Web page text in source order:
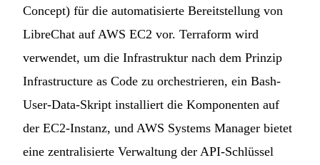
Concept) für die automatisierte Bereitstellung von
LibreChat auf AWS EC2 vor. Terraform wird
verwendet, um die Infrastruktur nach dem Prinzip
Infrastructure as Code zu orchestrieren, ein Bash-
User-Data-Skript installiert die Komponenten auf
der EC2-Instanz, und AWS Systems Manager bietet
eine zentralisierte Verwaltung der API-Schlüssel